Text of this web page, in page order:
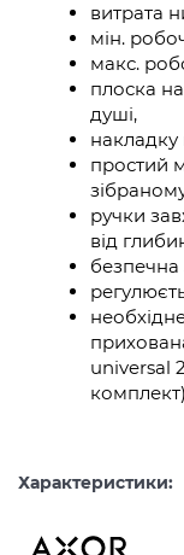
витрата
мін.
макс.
плоска
душі,
накладку
простий
ручки
від
безпечна
universal
комплект)
Характеристики: